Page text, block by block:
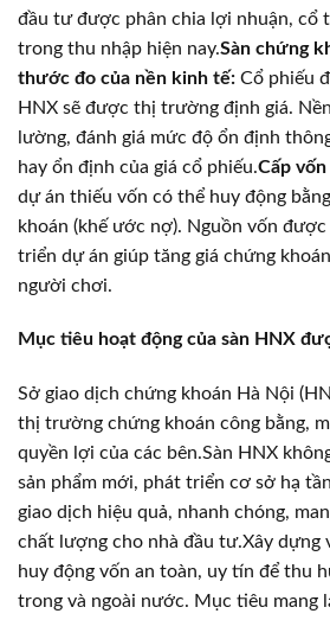
đầu tư được phân chia lợi nhuận, cổ
trong thu nhập hiện nay.Sàn chứng
thước đo của nền kinh tế: Cổ phiếu
HNX sẽ được thị trường định giá.
lường, đánh giá mức độ ổn định
hay ổn định của giá cổ phiếu.Cấp
dự án thiếu vốn có thể huy động
khoán (khế ước nợ). Nguồn vốn
triển dự án giúp tăng giá chứng
người chơi.
Mục tiêu hoạt động của sàn HNX
Sở giao dịch chứng khoán Hà Nội
thị trường chứng khoán công bằng,
quyền lợi của các bên.Sàn HNX
sản phẩm mới, phát triển cơ sở hạ
giao dịch hiệu quả, nhanh chóng,
chất lượng cho nhà đầu tư.Xây dựng
huy động vốn an toàn, uy tín để thu
trong và ngoài nước. Mục tiêu mang